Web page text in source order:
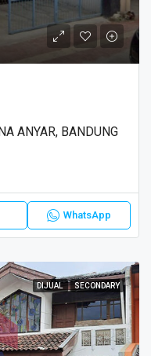
ANYAR, BANDUNG
WhatsApp
DIJUAL SECONDARY